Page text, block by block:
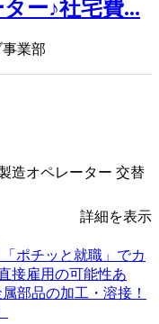
ー♪社宅費...
業部
造オペレーター 交替
詳細を表示